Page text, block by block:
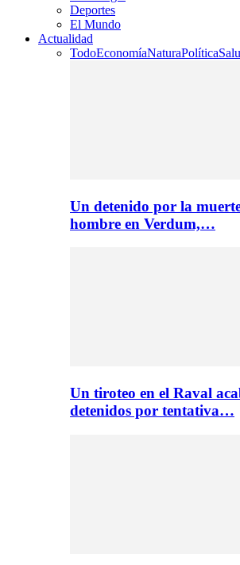
Deportes
El Mundo
Actualidad
TodoEconomíaNaturaPolítica
Un detenido por la
hombre en Verdum,…
Un tiroteo en el Raval
detenidos por tentativa…